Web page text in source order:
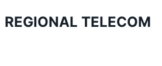
REGIONAL TELECOM